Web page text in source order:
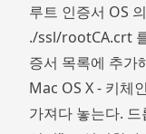
루트 인증서 OS
./ssl/rootCA.crt
증서 목록에 추가
Mac OS X - 키체
가져다 놓는다.